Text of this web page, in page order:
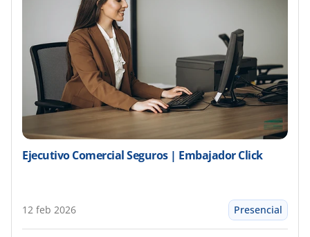
Ejecutivo Comercial Seguros | Embajador Click
12 feb 2026 Presencial